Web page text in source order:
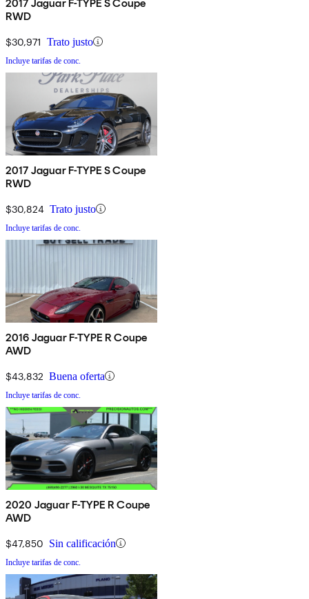
2017 Jaguar F-TYPE S Coupe
RWD
$30,971 Trato justo
Incluye tarifas de conc.
2017 Jaguar F-TYPE S Coupe
RWD
$30,824 Trato justo
Incluye tarifas de conc.
2016 Jaguar F-TYPE R Coupe
AWD
$43,832 Buena oferta
Incluye tarifas de conc.
2020 Jaguar F-TYPE R Coupe
AWD
$47,850 Sin calificación
Incluye tarifas de conc.